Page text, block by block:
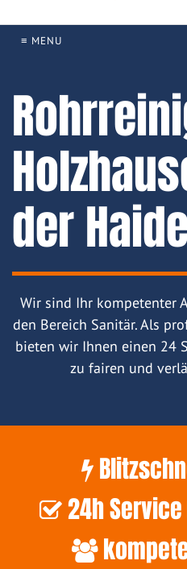
≡ MENU
der Haide
Wir sind Ihr kompetenter
den Bereich Sanitär. Als
bieten wir Ihnen einen 24
zu fairen und
24h